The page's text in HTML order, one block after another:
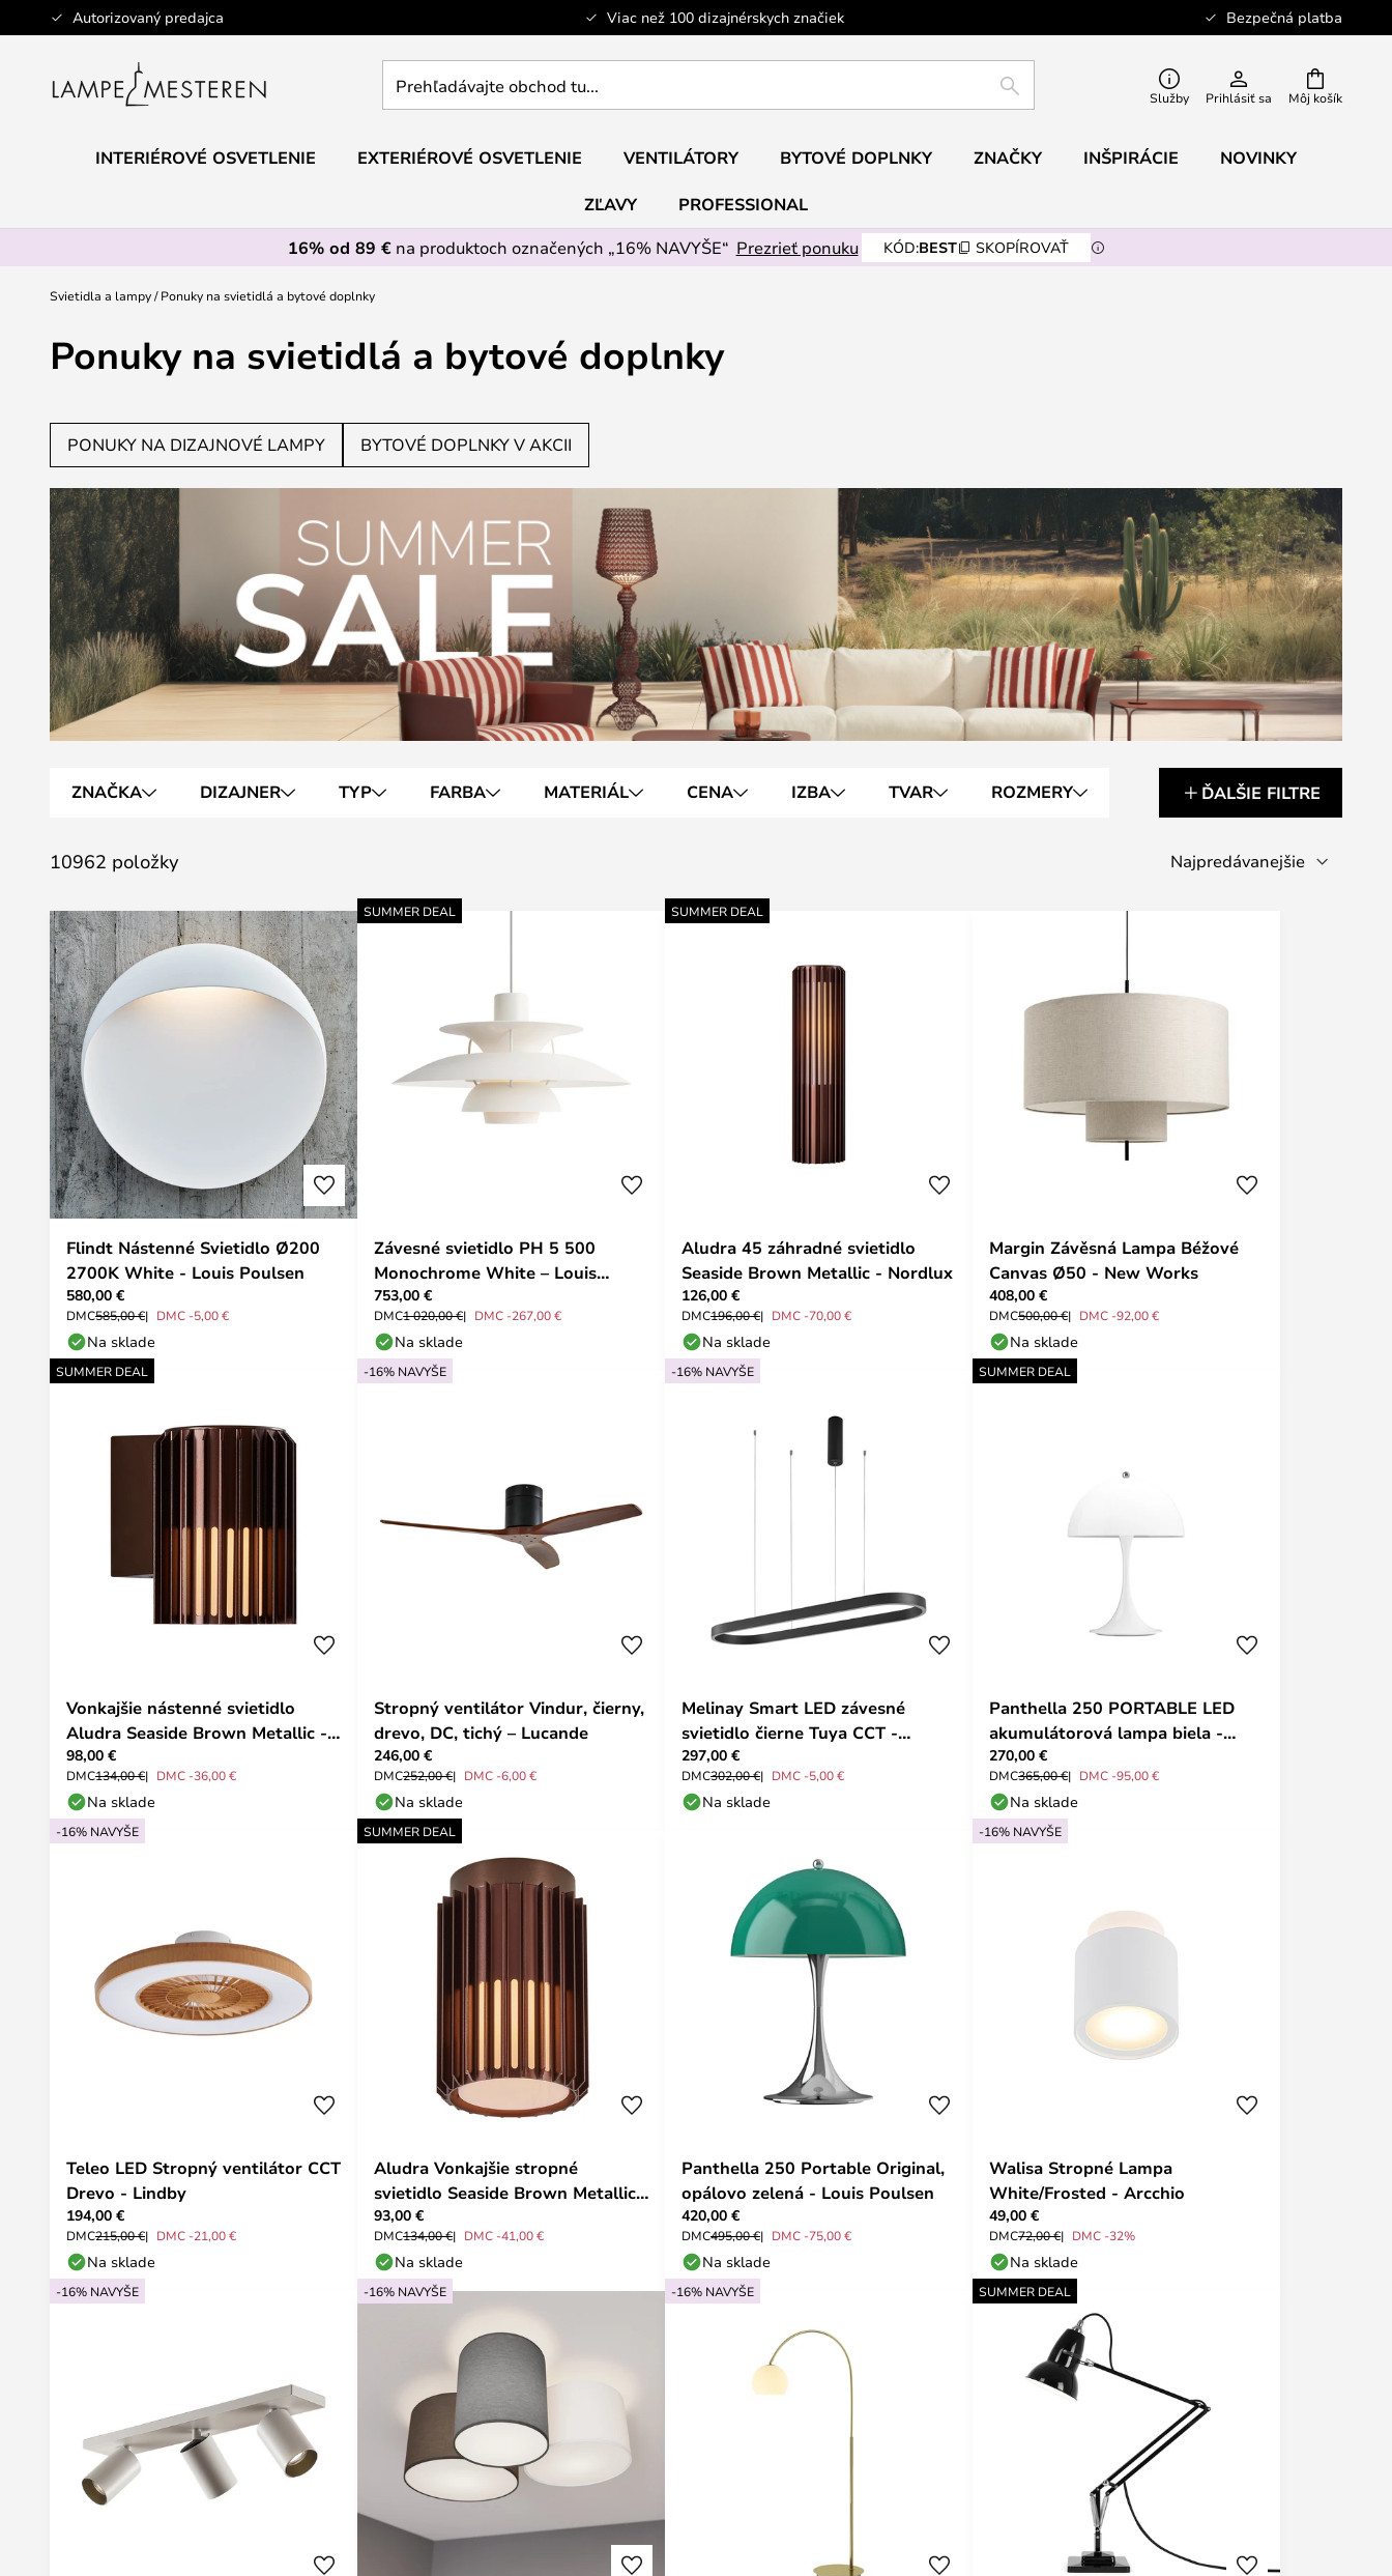
Autorizovaný predajca Viac než 100 dizajnérskych značiek Bezpečná platba
Skip
to
Môj košík
obchod
HĽADAŤ Služby Prihlásiť sa
INTERIÉROVÉ OSVETLENIE EXTERIÉROVÉ OSVETLENIE VENTILÁTORY BYTOVÉ DOPLNKY ZNAČKY INŠPIRÁCIE NOVINKY
ZĽAVY
PROFESSIONAL
16% od 89 €na produktoch označených „16% NAVYŠE“ Prezrieť ponuku KÓD:BEST SKOPÍROVAŤ
Svietidla a lampy Ponuky na svietidlá a bytové doplnky
Ponuky na svietidlá a bytové doplnky
PONUKY NA DIZAJNOVÉ LAMPY BYTOVÉ DOPLNKY V AKCII
ZNAČKA DIZAJNER TYP FARBA MATERIÁL CENA IZBA TVAR ROZMERY ĎALŠIE FILTRE
10962 položky
Flindt Nástenné Svietidlo Ø200
2700K White - Louis Poulsen
580,00 €
DMC585,00 € DMC -5,00 €
Na sklade
SUMMER DEAL
Závesné svietidlo PH 5 500
Monochrome White – Louis
Poulsen
753,00 €
DMC1 020,00 € DMC -267,00 €
Na sklade
SUMMER DEAL
Aludra 45 záhradné svietidlo
Seaside Brown Metallic - Nordlux
126,00 €
DMC196,00 € DMC -70,00 €
Na sklade
Margin Závěsná Lampa Béžové
Canvas Ø50 - New Works
408,00 €
DMC500,00 € DMC -92,00 €
Na sklade
SUMMER DEAL
Vonkajšie nástenné svietidlo
Aludra Seaside Brown Metallic -
Nordlux
98,00 €
DMC134,00 € DMC -36,00 €
Na sklade
-16% NAVYŠE
Stropný ventilátor Vindur, čierny,
drevo, DC, tichý – Lucande
246,00 €
DMC252,00 € DMC -6,00 €
Na sklade
-16% NAVYŠE
Melinay Smart LED závesné
svietidlo čierne Tuya CCT -
Lucande
297,00 €
DMC302,00 € DMC -5,00 €
Na sklade
SUMMER DEAL
Panthella 250 PORTABLE LED
akumulátorová lampa biela -
Louis Poulsen
270,00 €
DMC365,00 € DMC -95,00 €
Na sklade
-16% NAVYŠE
Teleo LED Stropný ventilátor CCT
Drevo - Lindby
194,00 €
DMC215,00 € DMC -21,00 €
Na sklade
SUMMER DEAL
Aludra Vonkajšie stropné
svietidlo Seaside Brown Metallic -
Nordlux
93,00 €
DMC134,00 € DMC -41,00 €
Na sklade
Panthella 250 Portable Original,
opálovo zelená - Louis Poulsen
420,00 €
DMC495,00 € DMC -75,00 €
Na sklade
-16% NAVYŠE
Walisa Stropné Lampa
White/Frosted - Arcchio
49,00 €
DMC72,00 € DMC -32%
Na sklade
-16% NAVYŠE -16% NAVYŠE -16% NAVYŠE SUMMER DEAL